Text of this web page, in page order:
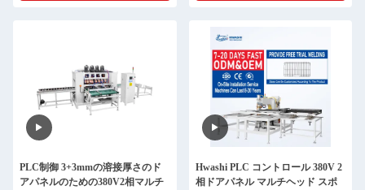
PLC制御 3+3mmの溶接厚さのド
アパネルのための380V2相マルチ
Hwashi PLC コントロール 380V 2
相ドアパネル マルチヘッド スポ